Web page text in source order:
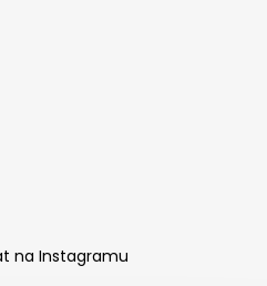
na Instagramu